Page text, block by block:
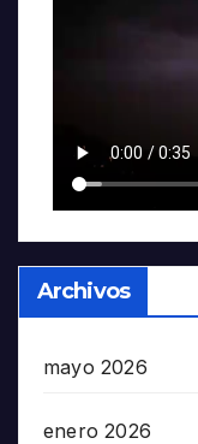
Archivos
mayo 2026
enero 2026